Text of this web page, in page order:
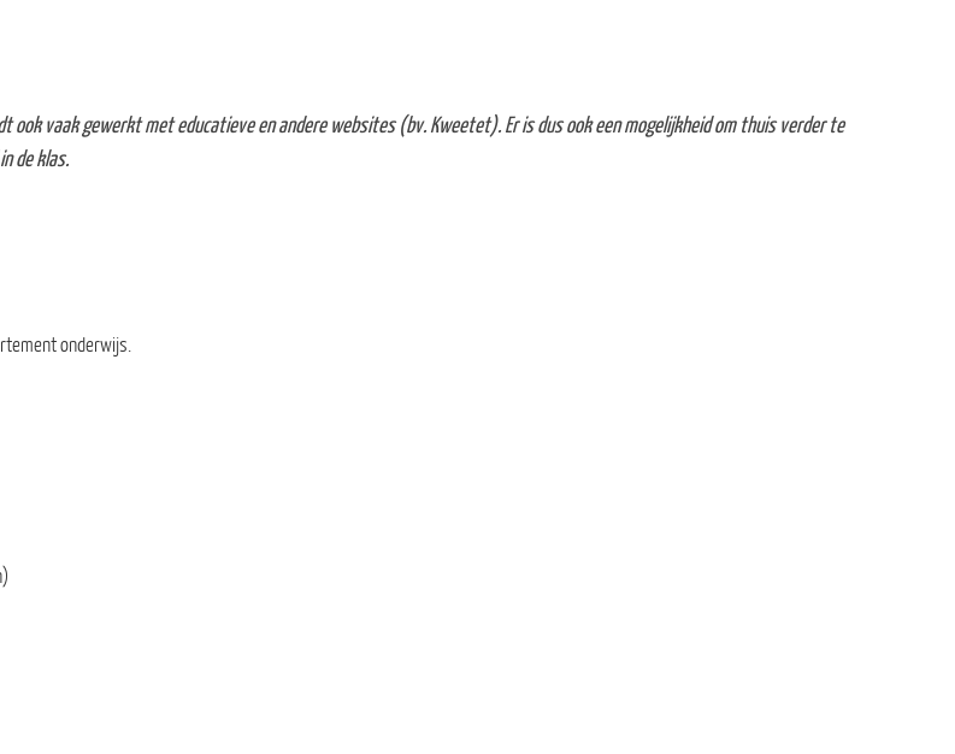
ook vaak gewerkt met educatieve en andere websites (bv. Kweetet). Er is dus ook een mogelijkheid om thuis verder te
de klas.
onderwijs.